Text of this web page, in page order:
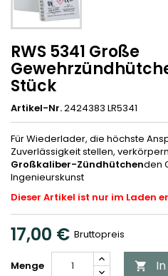
RWS 5341 Große
Stück
Artikel-Nr.2424383 LR5341
Für Wiederlader, die höchste
Zuverlässigkeit stellen, verkörpern
Großkaliber-Zündhütchenden
Ingenieurskunst
Dieser Artikel ist nur im Laden
17,00 € Bruttopreis
Menge 